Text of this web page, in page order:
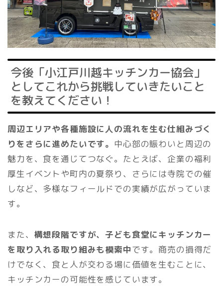
今後「小江戸川越キッチンカー協会」
としてこれから挑戦していきたいこと
を教えてください！
周辺エリアや各種施設に人の流れを生む仕組みづく
りをさらに進めたいです。 中心部の賑わいと周辺の
魅力を、食を通じてつなぐ。たとえば、企業の福利
厚生イベントや町内の夏祭り、さらには寺院での催
しなど、多様なフィールドでの実績が広がっていま
す。
また、 構想段階ですが、子ども食堂にキッチンカー
を取り入れる取り組みも模索中です。商売の損得だ
けでなく、食と人が交わる場に価値を生むことに、
キッチンカーの可能性を感じています。